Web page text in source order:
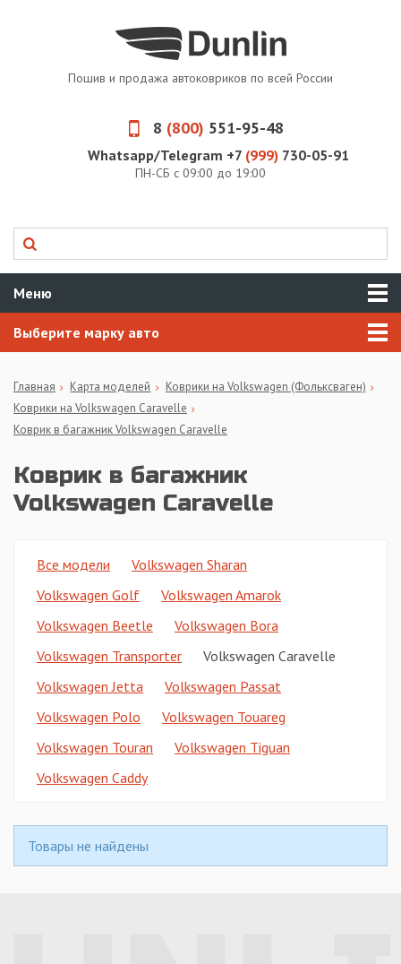
Пошив и продажа автоковриков по всей России
8 (800) 551-95-48
Whatsapp/Telegram +7 (999) 730-05-91
ПН-СБ с 09:00 до 19:00
Меню
Выберите марку авто
Главная Карта моделей
Коврики на Volkswagen (Фольксваген)
Коврики на Volkswagen Caravelle
Коврик в багажник Volkswagen Caravelle
Коврик в багажник
Volkswagen Caravelle
Все модели
Volkswagen Sharan
Volkswagen Golf
Volkswagen Amarok
Volkswagen Beetle
Volkswagen Bora
Volkswagen Transporter
Volkswagen Caravelle
Volkswagen Jetta
Volkswagen Passat
Volkswagen Polo
Volkswagen Touareg
Volkswagen Touran
Volkswagen Tiguan
Volkswagen Caddy
Товары не найдены